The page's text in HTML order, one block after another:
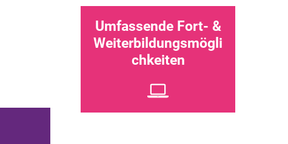
Umfassende Fort- &
Weiterbildungsmögli
chkeiten